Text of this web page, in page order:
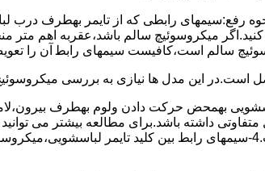
رفع:سیمهای راﺑﻄﯽ ﮐﻪ از ﺗﺎﯾﻤﺮ بهطرف درب
ﻣﯿﮑﺮوﺳﻮﺋﯿﭻ ﺳﺎﻟﻢ ﺑﺎﺷﺪ،ﻋﻘﺮﺑﻪ اهم
ﺳﺎﻟﻢ اﺳﺖ،ﮐﺎﻓﯿﺴﺖ سیمهای راﺑﻄ آن را
اﺳﺖ.در اﯾﻦ مدل ها ﻧﯿﺎزی ﺑﻪ بررسی
لباسشویی بهمحض ﺣﺮﮐﺖ دادن وﻟﻮم بهطرف